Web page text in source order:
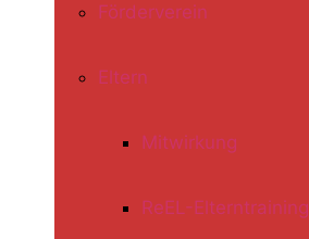
Förderverein
Eltern
Mitwirkung
ReEL-Elterntraining